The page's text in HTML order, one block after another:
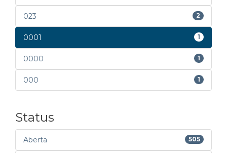
023 2
0001 1
0000 1
000 1
Status
Aberta 505